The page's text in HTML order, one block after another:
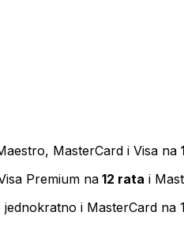
MasterCard i Visa na
Premium na 12 rata i
jednokratno i MasterCard na